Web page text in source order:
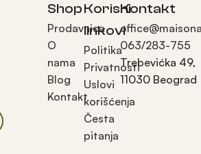
Shop
Prodavnica
O
nama
Blog
Kontakt
Korisni
linkovi
Politika
Privatnosti
Uslovi
korišćenja
Česta
pitanja
Kontakt
063/283-755
Trebevićka 49,
11030 Beograd